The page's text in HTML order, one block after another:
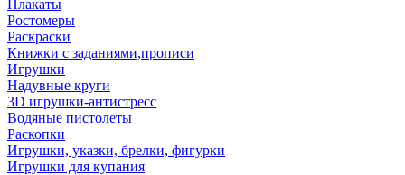
Плакаты
Ростомеры
Раскраски
Книжки с заданиями,прописи
Игрушки
Надувные круги
3D игрушки-антистресс
Водяные пистолеты
Раскопки
Игрушки, указки, брелки, фигурки
Игрушки для купания